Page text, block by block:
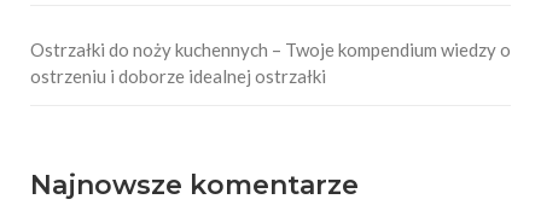
Ostrzałki do noży kuchennych – Twoje kompendium wiedzy o
ostrzeniu i doborze idealnej ostrzałki
Najnowsze komentarze